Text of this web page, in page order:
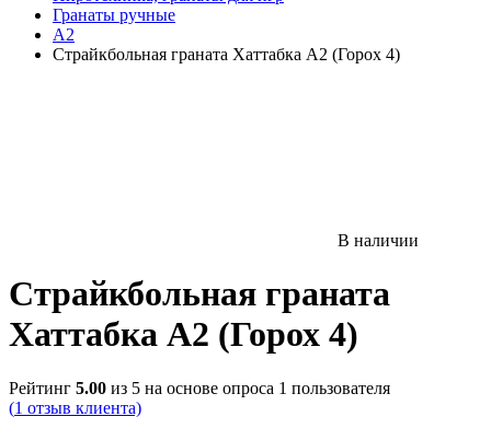
Гранаты ручные
А2
Страйкбольная граната Хаттабка А2 (Горох 4)
В наличии
Страйкбольная граната
Хаттабка А2 (Горох 4)
Рейтинг 5.00 из 5 на основе опроса 1 пользователя
(1 отзыв клиента)